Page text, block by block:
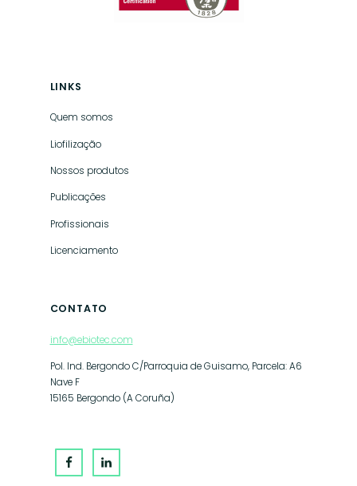
LINKS
Quem somos
Liofilização
Nossos produtos
Publicações
Profissionais
Licenciamento
CONTATO
info@ebiotec.com
Pol. Ind. Bergondo C/Parroquia de Guisamo, Parcela: A6
Nave F
15165 Bergondo (A Coruña)